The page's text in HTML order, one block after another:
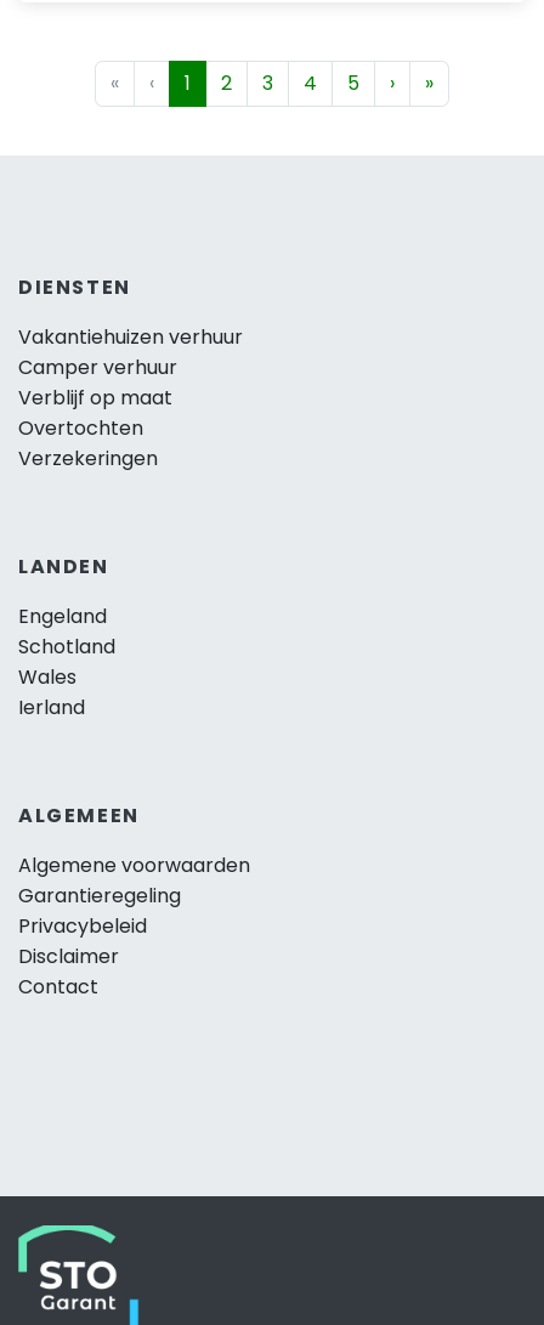
« ‹ 1 2 3 4 5 › »
DIENSTEN
Vakantiehuizen verhuur
Camper verhuur
Verblijf op maat
Overtochten
Verzekeringen
LANDEN
Engeland
Schotland
Wales
Ierland
ALGEMEEN
Algemene voorwaarden
Garantieregeling
Privacybeleid
Disclaimer
Contact